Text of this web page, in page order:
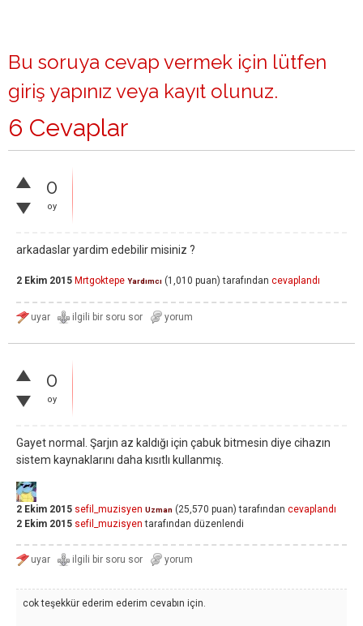
Bu soruya cevap vermek için lütfen
giriş yapınız veya kayıt olunuz.
6 Cevaplar
0
oy
arkadaslar yardim edebilir misiniz ?
2 Ekim 2015 Mrtgoktepe Yardımcı (1,010 puan) tarafından cevaplandı
0
oy
Gayet normal. Şarjın az kaldığı için çabuk bitmesin diye cihazın
sistem kaynaklarını daha kısıtlı kullanmış.
2 Ekim 2015 sefil_muzisyen Uzman (25,570 puan) tarafından cevaplandı
2 Ekim 2015 sefil_muzisyen tarafından düzenlendi
cok teşekkür ederim ederim cevabın için.